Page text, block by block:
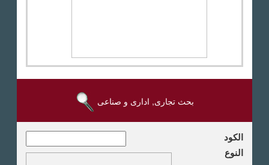
بحث تجارى, ادارى و صناعى
الكود
النوع